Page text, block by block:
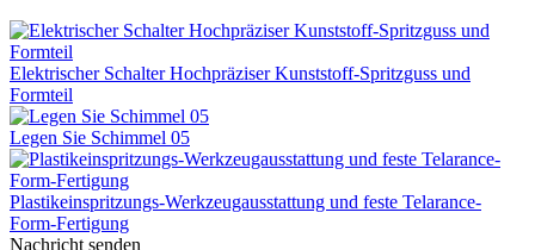
Elektrischer Schalter Hochpräziser Kunststoff-Spritzguss und
Formteil
Legen Sie Schimmel 05
Plastikeinspritzungs-Werkzeugausstattung und feste Telarance-
Form-Fertigung
Nachricht senden